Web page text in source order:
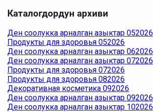
Каталогдордун архиви
Ден соолукка арналган азыктар 052026
Продукты для здоровья 052026
Ден соолукка арналган азыктар 062026
Ден соолукка арналган азыктар 072026
Продукты для здоровья 072026
Продукты для здоровья 082026
Декоративная косметика 092026
Ден соолукка арналган азыктар 092026
Ден соолукка арналган азыктар 102026